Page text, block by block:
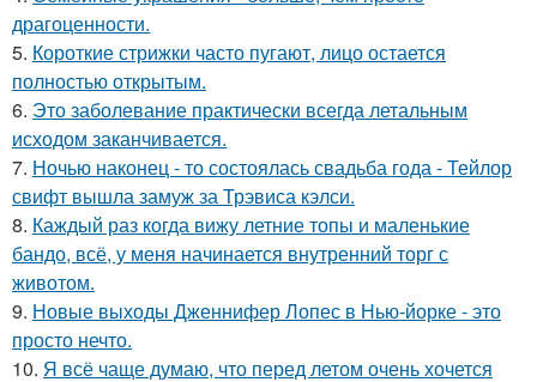
драгоценности.
5. Короткие стрижки часто пугают, лицо остается
полностью открытым.
6. Это заболевание практически всегда летальным
исходом заканчивается.
7. Ночью наконец - то состоялась свадьба года - Тейлор
свифт вышла замуж за Трэвиса кэлси.
8. Каждый раз когда вижу летние топы и маленькие
бандо, всё, у меня начинается внутренний торг с
животом.
9. Новые выходы Дженнифер Лопес в Нью-йорке - это
просто нечто.
10. Я всё чаще думаю, что перед летом очень хочется